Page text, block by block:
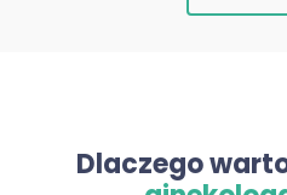
Dlaczego